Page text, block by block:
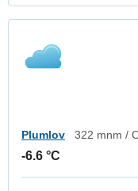
Plumlov 322 mnm /
-6.6 °C